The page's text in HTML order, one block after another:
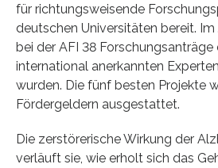
für richtungsweisende
deutschen Universitäten bereit.
bei der AFI 38 Forschungsanträge
international anerkannten
wurden. Die fünf besten Projekte
Fördergeldern ausgestattet.
Die zerstörerische Wirkung der
verläuft sie, wie erholt sich das